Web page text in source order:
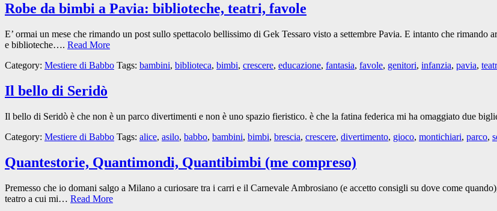
Robe da bimbi a Pavia: biblioteche, teatri, favole
E’ ormai un mese che rimando un post sullo spettacolo bellissimo di Gek Tessaro visto a settembre Pavia. E intanto che
e biblioteche…. Read More
Category: Mestiere di Babbo Tags: bambini, biblioteca, bimbi, crescere, educazione, fantasia, favole, genitori, infanzia, pavia,
Il bello di Seridò
Il bello di Seridò è che non è un parco divertimenti e non è uno spazio fieristico. è che la fatina federica mi ha omaggiato due
Category: Mestiere di Babbo Tags: alice, asilo, babbo, bambini, bimbi, brescia, crescere, divertimento, gioco, montichiari, parco,
Quantestorie, Quantimondi, Quantibimbi (me compreso)
Premesso che io domani salgo a Milano a curiosare tra i carri e il Carnevale Ambrosiano (e accetto consigli su dove come
teatro a cui mi… Read More